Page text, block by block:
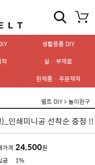
생활용품 DIY
실 · 부재료
완제품 · 주문제작
펠트 DIY>놀이완구
인쇄미니공 선착순 증정 !!
가격 24,500원
금
1%